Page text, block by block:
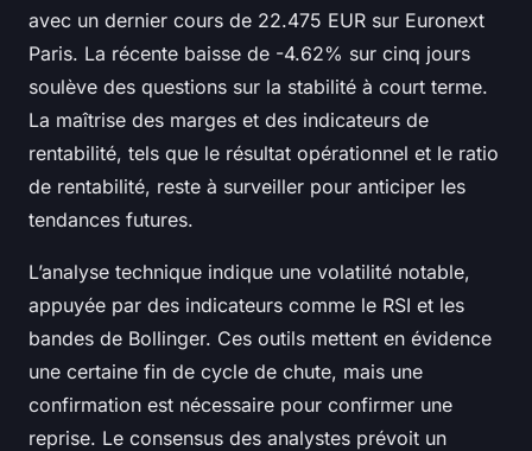
avec un dernier cours de 22.475 EUR sur Euronext
Paris. La récente baisse de -4.62% sur cinq jours
soulève des questions sur la stabilité à court terme.
La maîtrise des marges et des indicateurs de
rentabilité, tels que le résultat opérationnel et le ratio
de rentabilité, reste à surveiller pour anticiper les
tendances futures.
L’analyse technique indique une volatilité notable,
appuyée par des indicateurs comme le RSI et les
bandes de Bollinger. Ces outils mettent en évidence
une certaine fin de cycle de chute, mais une
confirmation est nécessaire pour confirmer une
reprise. Le consensus des analystes prévoit un